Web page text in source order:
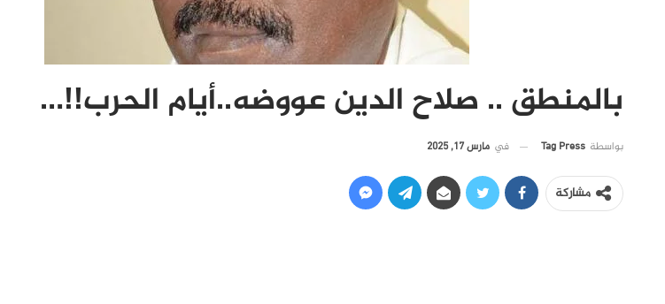
بالمنطق .. صلاح الدين عووضه..أيام الحرب!!…
بواسطة Tag Press في مارس 17, 2025
مشاركة